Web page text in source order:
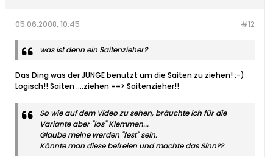
#12
05.06.2008, 10:45
was ist denn ein Saitenzieher?
Das Ding was der JUNGE benutzt um die Saiten zu ziehen! :-)
Logisch!! Saiten ....ziehen ==> Saitenzieher!!
So wie auf dem Video zu sehen, bräuchte ich für die
Variante aber "los" Klemmen...
Glaube meine werden "fest" sein.
Könnte man diese befreien und machte das Sinn??